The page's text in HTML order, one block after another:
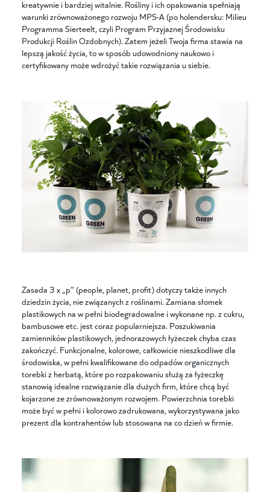
kreatywnie i bardziej witalnie. Rośliny i ich opakowania spełniają
warunki zrównoważonego rozwoju MPS-A (po holendersku: Milieu
Programma Sierteelt, czyli Program Przyjaznej Środowisku
Produkcji Roślin Ozdobnych). Zatem jeżeli Twoja firma stawia na
lepszą jakość życia, to w sposób udowodniony naukowo i
certyfikowany może wdrożyć takie rozwiązania u siebie.
Zasada 3 x „p” (people, planet, profit) dotyczy także innych
dziedzin życia, nie związanych z roślinami. Zamiana słomek
plastikowych na w pełni biodegradowalne i wykonane np. z cukru,
bambusowe etc. jest coraz popularniejsza. Poszukiwania
zamienników plastikowych, jednorazowych łyżeczek chyba czas
zakończyć. Funkcjonalne, kolorowe, całkowicie nieszkodliwe dla
środowiska, w pełni kwalifikowane do odpadów organicznych
torebki z herbatą, które po rozpakowaniu służą za łyżeczkę
stanowią idealne rozwiązanie dla dużych firm, które chcą być
kojarzone ze zrównoważonym rozwojem. Powierzchnia torebki
może być w pełni i kolorowo zadrukowana, wykorzystywana jako
prezent dla kontrahentów lub stosowana na co dzień w firmie.